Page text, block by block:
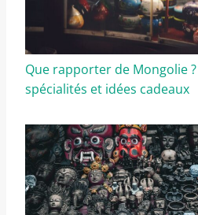
Que rapporter de Mongolie
spécialités et idées cadeaux